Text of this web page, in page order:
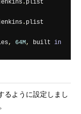
. plist
.
, 64M, built in
るように設定しまし